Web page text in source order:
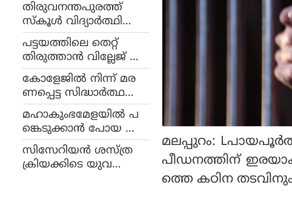
തിരുവനന്തപുരത്ത്
സ്‌കൂള്‍ വിദ്യാര്‍ത്ഥി
ദുരൂഹ സാഹചര്യത്തില്‍
മരിച്ച നിലയില്‍; ക
ഴുത്തിലും ശരീരത്തിലുട
നീളം നീല പാടുകള്‍
പട്ടയത്തിലെ തെറ്റ്
തിരുത്താന്‍ വില്ലേജ് അ
സിസ്റ്റന്റ് ആവശ്യപ്പെട്ടത്
ഏഴര ലക്ഷം; വിജില
ന്‍സ് അറസ്റ്റ് ചെയ്തു
കോളേജില്‍ നിന്ന് മര
ണപ്പെട്ട സിദ്ധാര്‍ത്ഥന്റെ
മുഴുവന്‍ വസ്തുക്കളും
ലഭിച്ചില്ലെന്ന് കുടുംബ
ത്തിന്റെ പരാതി
മഹാകുംഭമേളയില്‍ പ
ങ്കെടുക്കാന്‍ പോയ ആ
ലപ്പുഴ സ്വദേശിയെ
കാണാനില്ലെന്ന്
കുടുംബത്തിന്റെ പരാതി
സിസേറിയന്‍ ശസ്ത്ര
ക്രിയക്കിടെ യുവ
മലപ്പുറം:
പീഡനത്തിന്
ത്തെ കഠിന തടവിനും